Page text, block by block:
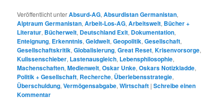
Veröffentlicht unterAbsurd-AG,Absurdistan Germanistan,
Alptraum Germanistan,Arbeit-Los-AG,Arbeitswelt, Bücher +
Literatur, Bücherwelt, Deutschland Exit, Dokumentation,
Enteignung, Erkenntnis,Geldwelt,Geopolitik,Gesellschaft,
Gesellschaftskritik,Globalisierung,Great Reset,Krisenvorsorge,
Kulissenschieber, Lastenausgleich, Lebensphilosophie,
Machenschaften,Medienwelt,Oskar Unke,Oskars Notizkladde,
Politik + Gesellschaft, Recherche, Überlebensstrategie,
Überschuldung,Vermögensabgabe,Wirtschaft |Schreibe einen
Kommentar